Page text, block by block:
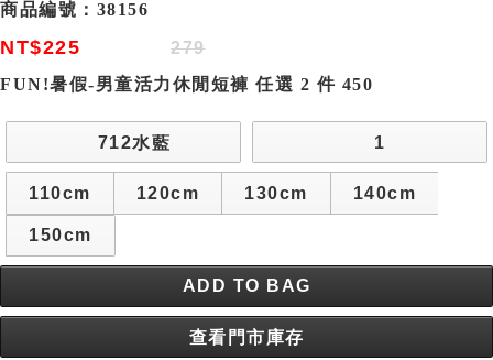
商品編號： 38156
NT$225
279
FUN!暑假-男童活力休閒短褲 任選 2 件 450
712水藍 1
110cm 120cm 130cm 140cm
150cm
ADD TO BAG
查看門市庫存